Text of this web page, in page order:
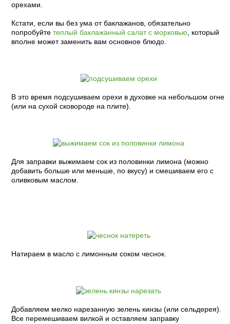
орехами.
Кстати, если вы без ума от баклажанов, обязательно
попробуйте теплый баклажанный салат с морковью , который
вполне может заменить вам основное блюдо.
В это время подсушиваем орехи в духовке на небольшом огне
(или на сухой сковороде на плите).
Для заправки выжимаем сок из половинки лимона (можно
добавить больше или меньше, по вкусу) и смешиваем его с
оливковым маслом.
Натираем в масло с лимонным соком чеснок.
Добавляем мелко нарезанную зелень кинзы (или сельдерея).
Все перемешиваем вилкой и оставляем заправку